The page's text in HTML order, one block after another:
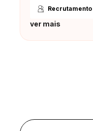
Recrutamento
ver mais